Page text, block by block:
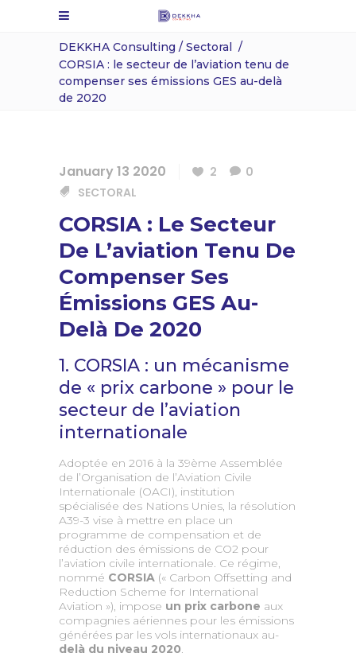
DEKKHA Consulting / Sectoral /
CORSIA : le secteur de l’aviation tenu de
compenser ses émissions GES au-delà
de 2020
January 13 2020 2
0
SECTORAL
CORSIA : Le Secteur
De L’aviation Tenu De
Compenser Ses
Émissions GES Au-
Delà De 2020
1. CORSIA : un mécanisme
de « prix carbone » pour le
secteur de l’aviation
internationale
Adoptée en 2016 à la 39ème Assemblée
de l’Organisation de l’Aviation Civile
Internationale (OACI), institution
spécialisée des Nations Unies, la résolution
A39-3 vise à mettre en place un
programme de compensation et de
réduction des émissions de CO2 pour
l’aviation civile internationale. Ce régime,
nommé CORSIA (« Carbon Offsetting and
Reduction Scheme for International
Aviation »), impose un prix carbone aux
compagnies aériennes pour les émissions
générées par les vols internationaux au-
delà du niveau 2020.